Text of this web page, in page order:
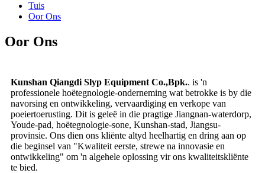
Tuis
Oor Ons
Oor Ons
Kunshan Qiangdi Slyp Equipment Co.,Bpk.. is 'n
professionele hoëtegnologie-onderneming wat betrokke is by die
navorsing en ontwikkeling, vervaardiging en verkope van
poeiertoerusting. Dit is geleë in die pragtige Jiangnan-waterdorp,
Youde-pad, hoëtegnologie-sone, Kunshan-stad, Jiangsu-
provinsie. Ons dien ons kliënte altyd heelhartig en dring aan op
die beginsel van "Kwaliteit eerste, strewe na innovasie en
ontwikkeling" om 'n algehele oplossing vir ons kwaliteitskliënte
te bied.